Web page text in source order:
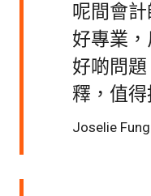
呢間會
好專業
好啲問
釋，值得
Joselie Fung